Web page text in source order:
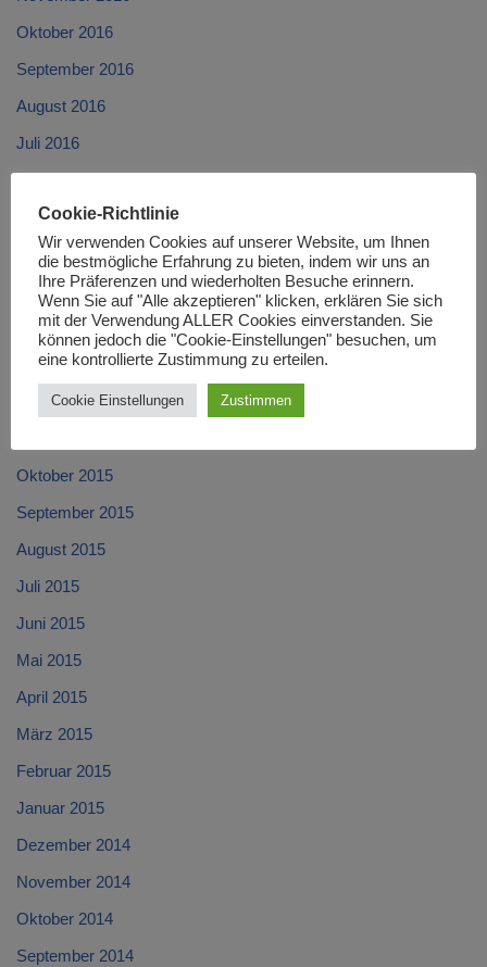
Oktober 2016
September 2016
August 2016
Juli 2016
Mai 2016
April 2016
März 2016
Februar 2016
Januar 2016
Dezember 2015
Oktober 2015
September 2015
August 2015
Juli 2015
Juni 2015
Mai 2015
April 2015
März 2015
Februar 2015
Januar 2015
Dezember 2014
November 2014
Oktober 2014
September 2014
Cookie-Richtlinie
Wir verwenden Cookies auf unserer Website, um Ihnen
die bestmögliche Erfahrung zu bieten, indem wir uns an
Ihre Präferenzen und wiederholten Besuche erinnern.
Wenn Sie auf "Alle akzeptieren" klicken, erklären Sie sich
mit der Verwendung ALLER Cookies einverstanden. Sie
können jedoch die "Cookie-Einstellungen" besuchen, um
eine kontrollierte Zustimmung zu erteilen.
Cookie Einstellungen Zustimmen